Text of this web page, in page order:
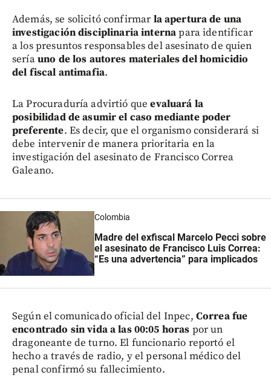
Además, se solicitó confirmar la apertura de una
investigación disciplinaria internapara identificar
a los presuntos responsables del asesinato de quien
seríauno de los autores materiales del homicidio
del fiscal antimafia.
La Procuraduría advirtió queevaluará la
posibilidad de asumir el caso mediante poder
preferente. Es decir, que el organismo considerará si
debe intervenir de manera prioritaria en la
investigación del asesinato de Francisco Correa
Galeano.
Colombia
Madre del exfiscal Marcelo Pecci sobre
el asesinato de Francisco Luis Correa:
“Es una advertencia” para implicados
Según el comunicado oficial del Inpec, Correa fue
encontrado sin vida a las 00:05 horas por un
dragoneante de turno. El funcionario reportó el
hecho a través de radio, y el personal médico del
penal confirmó su fallecimiento.